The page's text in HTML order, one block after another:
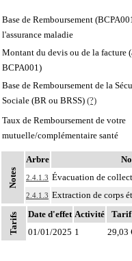
Base de Remboursement
l'assurance maladie
Montant du devis ou de la facture
BCPA001)
Base de Remboursement de la
Sociale (BR ou BRSS) (?)
Taux de Remboursement de votre
mutuelle/complémentaire santé
Notes
Arbre
2.4.1.3 Évacuation de
2.4.1.3 Extraction de corps
Tarifs Date d'effet Activité
Tarif
01/01/2025 1 29,03